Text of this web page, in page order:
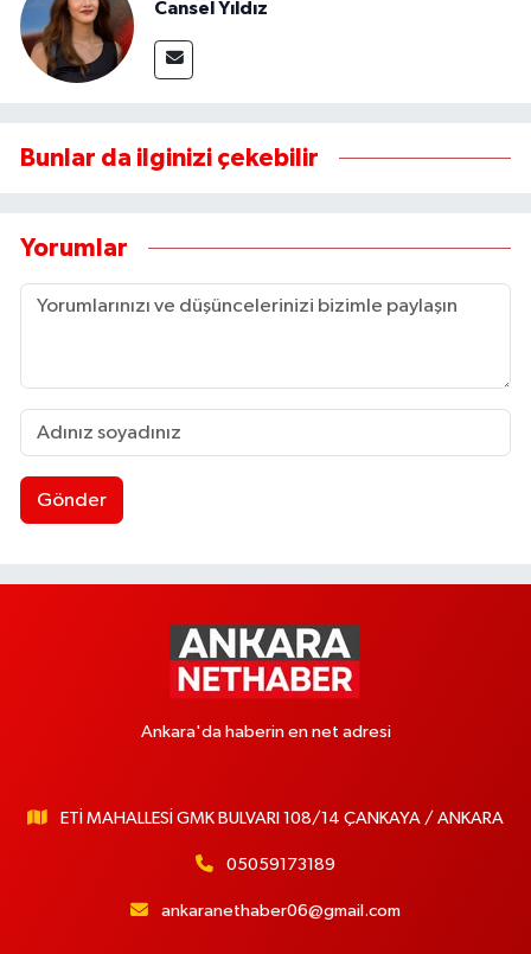
Cansel Yıldız
Bunlar da ilginizi çekebilir
Yorumlar
Gönder
Ankara'da haberin en net adresi
ETİ MAHALLESİ GMK BULVARI 108/14 ÇANKAYA / ANKARA
05059173189
ankaranethaber06@gmail.com